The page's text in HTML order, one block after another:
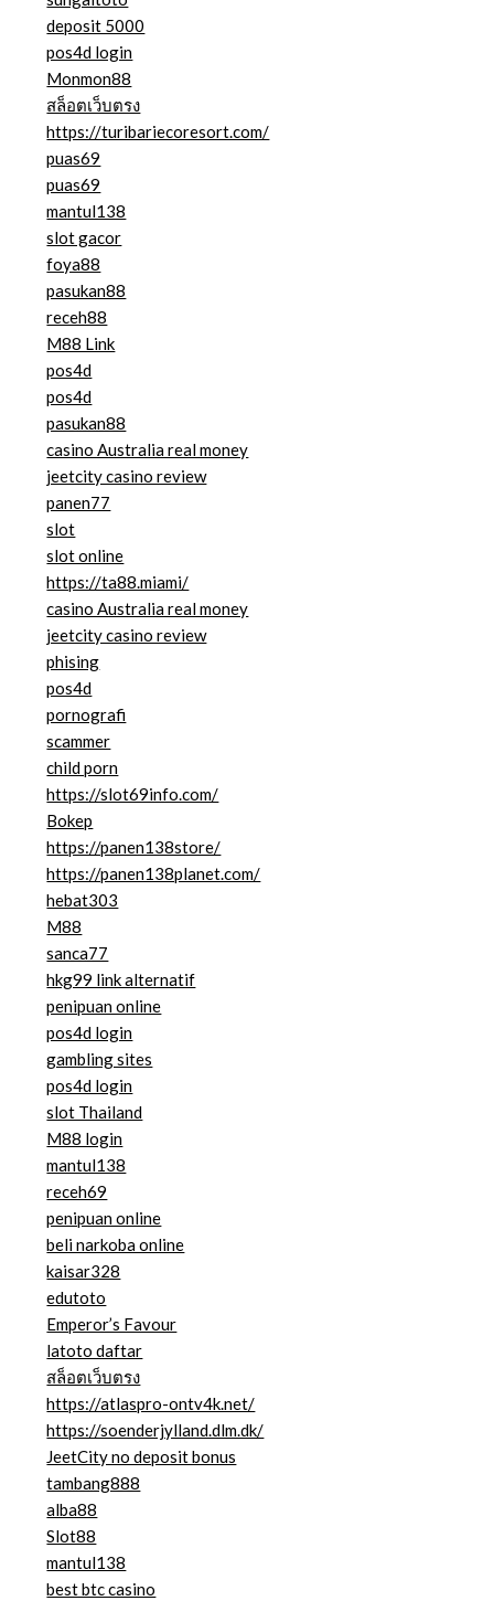
deposit 5000
pos4d login
Monmon88
สล็อตเว็บตรง
https://turibariecoresort.com/
puas69
puas69
mantul138
slot gacor
foya88
pasukan88
receh88
M88 Link
pos4d
pos4d
pasukan88
casino Australia real money
jeetcity casino review
panen77
slot
slot online
https://ta88.miami/
casino Australia real money
jeetcity casino review
phising
pos4d
pornografi
scammer
child porn
https://slot69info.com/
Bokep
https://panen138store/
https://panen138planet.com/
hebat303
M88
sanca77
hkg99 link alternatif
penipuan online
pos4d login
gambling sites
pos4d login
slot Thailand
M88 login
mantul138
receh69
penipuan online
beli narkoba online
kaisar328
edutoto
Emperor’s Favour
latoto daftar
สล็อตเว็บตรง
https://atlaspro-ontv4k.net/
https://soenderjylland.dlm.dk/
JeetCity no deposit bonus
tambang888
alba88
Slot88
mantul138
best btc casino